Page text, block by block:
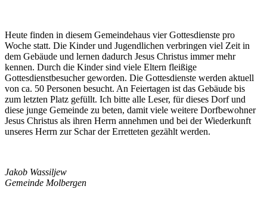
Heute finden in diesem Gemeindehaus vier Gottesdienste pro
Woche statt. Die Kinder und Jugendlichen verbringen viel Zeit in
dem Gebäude und lernen dadurch Jesus Christus immer mehr
kennen. Durch die Kinder sind viele Eltern fleißige
Gottesdienstbesucher geworden. Die Gottesdienste werden aktuell
von ca. 50 Personen besucht. An Feiertagen ist das Gebäude bis
zum letzten Platz gefüllt. Ich bitte alle Leser, für dieses Dorf und
diese junge Gemeinde zu beten, damit viele weitere Dorfbewohner
Jesus Christus als ihren Herrn annehmen und bei der Wiederkunft
unseres Herrn zur Schar der Erretteten gezählt werden.
Jakob Wassiljew
Gemeinde Molbergen